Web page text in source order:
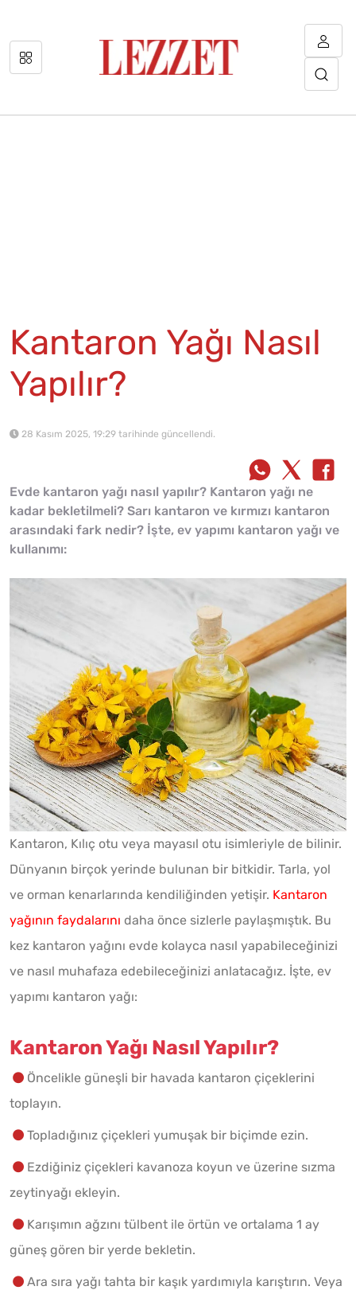
Kantaron Yağı Nasıl
Yapılır?
28 Kasım 2025, 19:29 tarihinde güncellendi.
Evde kantaron yağı nasıl yapılır? Kantaron yağı ne
kadar bekletilmeli? Sarı kantaron ve kırmızı kantaron
arasındaki fark nedir? İşte, ev yapımı kantaron yağı ve
kullanımı:
Kantaron, Kılıç otu veya mayasıl otu isimleriyle de bilinir.
Dünyanın birçok yerinde bulunan bir bitkidir. Tarla, yol
ve orman kenarlarında kendiliğinden yetişir. Kantaron
yağının faydalarını daha önce sizlerle paylaşmıştık. Bu
kez kantaron yağını evde kolayca nasıl yapabileceğinizi
ve nasıl muhafaza edebileceğinizi anlatacağız. İşte, ev
yapımı kantaron yağı:
Kantaron Yağı Nasıl Yapılır?
Öncelikle güneşli bir havada kantaron çiçeklerini
toplayın.
Topladığınız çiçekleri yumuşak bir biçimde ezin.
Ezdiğiniz çiçekleri kavanoza koyun ve üzerine sızma
zeytinyağı ekleyin.
Karışımın ağzını tülbent ile örtün ve ortalama 1 ay
güneş gören bir yerde bekletin.
Ara sıra yağı tahta bir kaşık yardımıyla karıştırın. Veya